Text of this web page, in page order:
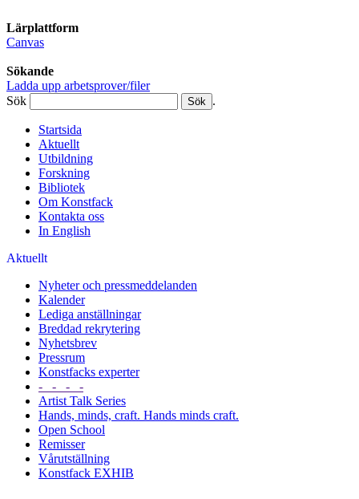
Lärplattform
Canvas
Sökande
Ladda upp arbetsprover/filer
Sök
.
Startsida
Aktuellt
Utbildning
Forskning
Bibliotek
Om Konstfack
Kontakta oss
In English
Aktuellt
Nyheter och pressmeddelanden
Kalender
Lediga anställningar
Breddad rekrytering
Nyhetsbrev
Pressrum
Konstfacks experter
- - - -
Artist Talk Series
Hands, minds, craft. Hands minds craft.
Open School
Remisser
Vårutställning
Konstfack EXHIB